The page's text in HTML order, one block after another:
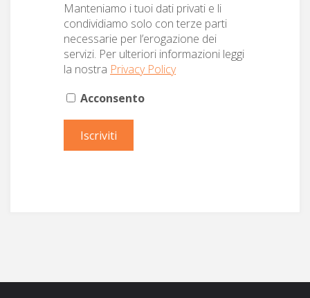
Man­te­ni­amo i tuoi dati pri­vati e li
con­di­vidi­amo solo con terze par­ti
nec­es­sarie per l’erogazione dei
servizi. Per ulte­ri­ori infor­mazioni leg­gi
la nos­tra Pri­va­cy Policy
Acconsento